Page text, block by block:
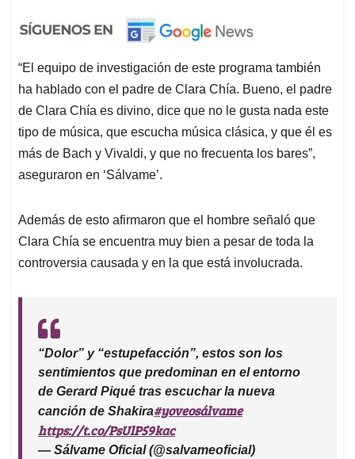
“El equipo de investigación de este programa también
ha hablado con el padre de Clara Chía. Bueno, el padre
de Clara Chía es divino, dice que no le gusta nada este
tipo de música, que escucha música clásica, y que él es
más de Bach y Vivaldi, y que no frecuenta los bares”,
aseguraron en ‘Sálvame’.
Además de esto afirmaron que el hombre señaló que
Clara Chía se encuentra muy bien a pesar de toda la
controversia causada y en la que está involucrada.
“Dolor” y “estupefacción”, estos son los
sentimientos que predominan en el entorno
de Gerard Piqué tras escuchar la nueva
canción de Shakira#yoveosálvame
https://t.co/PsUlP59kac
— Sálvame Oficial (@salvameoficial)